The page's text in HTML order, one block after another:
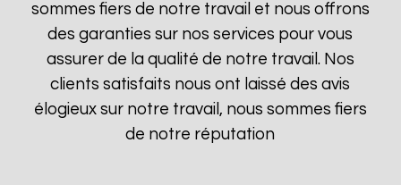
sommes fiers de notre travail et nous offrons
des garanties sur nos services pour vous
assurer de la qualité de notre travail. Nos
clients satisfaits nous ont laissé des avis
élogieux sur notre travail, nous sommes fiers
de notre réputation